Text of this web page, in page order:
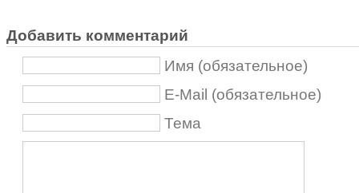
Добавить комментарий
Имя (обязательное)
E-Mail (обязательное)
Тема